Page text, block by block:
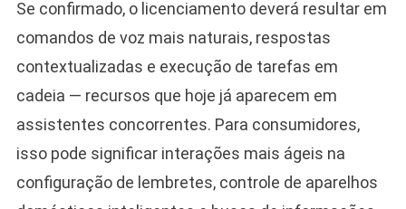
Se confirmado, o licenciamento deverá resultar em
comandos de voz mais naturais, respostas
contextualizadas e execução de tarefas em
cadeia — recursos que hoje já aparecem em
assistentes concorrentes. Para consumidores,
isso pode significar interações mais ágeis na
configuração de lembretes, controle de aparelhos